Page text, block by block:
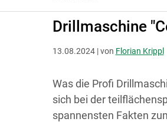
Drillmaschine
13.08.2024 | von Florian Krippl
Was die Profi
sich bei der
spannensten Fakten